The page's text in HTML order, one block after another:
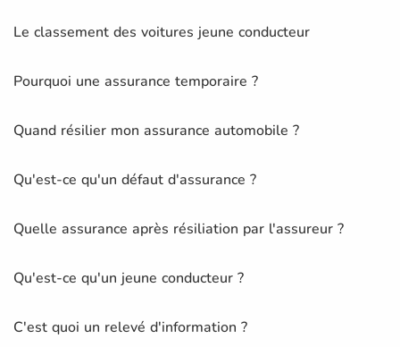
Le classement des voitures jeune conducteur
Pourquoi une assurance temporaire ?
Quand résilier mon assurance automobile ?
Qu'est-ce qu'un défaut d'assurance ?
Quelle assurance après résiliation par l'assureur ?
Qu'est-ce qu'un jeune conducteur ?
C'est quoi un relevé d'information ?